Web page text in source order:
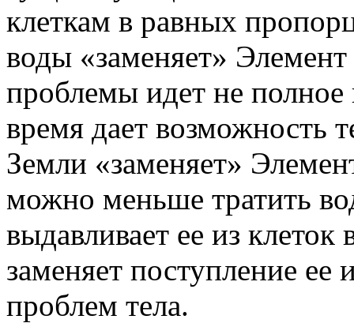
клеткам в равных
воды «заменяет»
проблемы идет не полное
время дает возможность
Земли «заменяет»
можно меньше тратить
выдавливает ее из
заменяет поступление
проблем тела.